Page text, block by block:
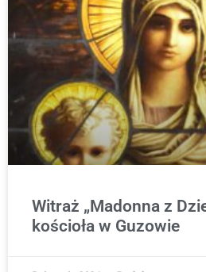
Witraż „Madonna z
kościoła w Guzowie